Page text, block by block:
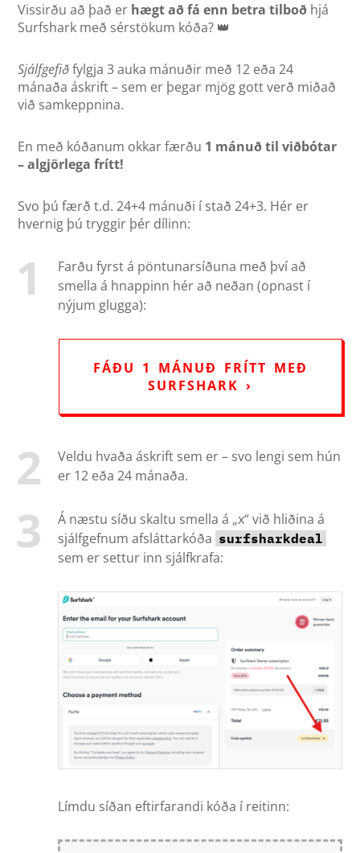
Vissirðu að það er hægt að fá enn betra tilboð hjá
Surfshark með sérstökum kóða? 👑
Sjálfgefiðfylgja 3 auka mánuðir með 12 eða 24
mánaða áskrift – sem er þegar mjög gott verð miðað
við samkeppnina.
En með kóðanum okkar færðu 1 mánuð til viðbótar
– algjörlega frítt!
Svo þú færð t.d. 24+4 mánuði í stað 24+3. Hér er
hvernig þú tryggir þér dílinn:
Farðu fyrst á pöntunarsíðuna með því að
smella á hnappinn hér að neðan (opnast í
nýjum glugga):
FÁÐU 1 MÁNUÐ FRÍTT MEÐ
SURFSHARK ›
Veldu hvaða áskrift sem er – svo lengi sem hún
er 12 eða 24 mánaða.
Á næstu síðu skaltu smella á „x“ við hliðina á
sjálfgefnum afsláttarkóða surfsharkdeal
sem er settur inn sjálfkrafa:
Límdu síðan eftirfarandi kóða í reitinn: